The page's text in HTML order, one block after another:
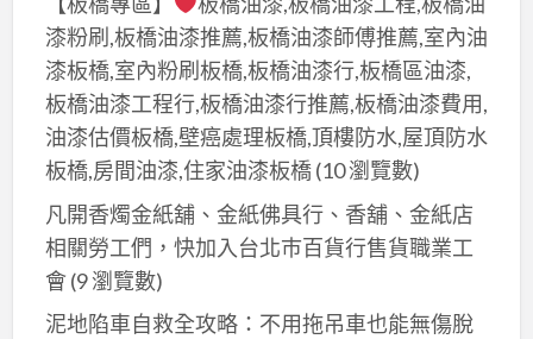
漆粉刷,板橋油漆推薦,板橋油漆師傅推薦,室內油
漆板橋,室內粉刷板橋,板橋油漆行,板橋區油漆,
板橋油漆工程行,板橋油漆行推薦,板橋油漆費用,
油漆估價板橋,壁癌處理板橋,頂樓防水,屋頂防水
板橋,房間油漆,住家油漆板橋(10 瀏覽數)
凡開香燭金紙舖、金紙佛具行、香舖、金紙店
相關勞工們，快加入台北巿百貨行售貨職業工
會 (9 瀏覽數)
泥地陷車自救全攻略：不用拖吊車也能無傷脫